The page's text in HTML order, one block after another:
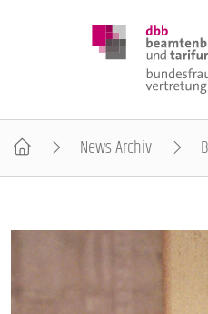
BUNDESTAGSWAHL 2025
News-Archiv